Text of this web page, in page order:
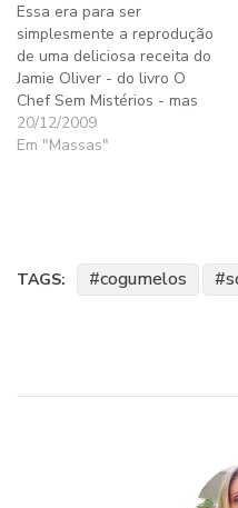
Essa era para ser
simplesmente a reprodução
de uma deliciosa receita do
Jamie Oliver - do livro O
Chef Sem Mistérios - mas
eu fiz tantas alterações,
que praticamente posso
20/12/2009
Em "Massas"
TAGS: cogumelos